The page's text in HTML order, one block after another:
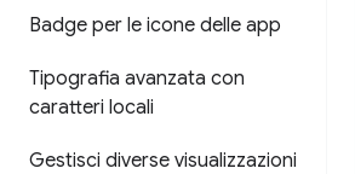
Badge per le icone delle app
Tipografia avanzata con
caratteri locali
Gestisci diverse visualizzazioni